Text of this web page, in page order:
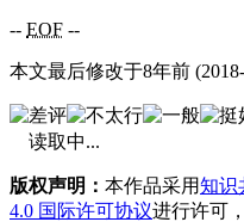
-- EOF --
本文最后修改于8年前
读取中...
版权声明： 本作品采用知识
4.0 国际许可协议进行许可